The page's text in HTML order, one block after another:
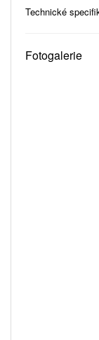
Technické
Fotogalerie